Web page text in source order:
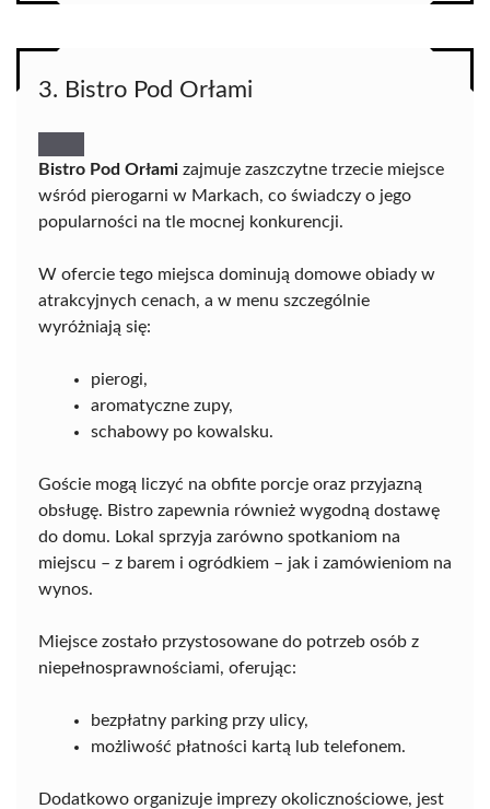
3. Bistro Pod Orłami
Bistro Pod Orłami zajmuje zaszczytne trzecie miejsce
wśród pierogarni w Markach, co świadczy o jego
popularności na tle mocnej konkurencji.
W ofercie tego miejsca dominują domowe obiady w
atrakcyjnych cenach, a w menu szczególnie
wyróżniają się:
pierogi,
aromatyczne zupy,
schabowy po kowalsku.
Goście mogą liczyć na obfite porcje oraz przyjazną
obsługę. Bistro zapewnia również wygodną dostawę
do domu. Lokal sprzyja zarówno spotkaniom na
miejscu – z barem i ogródkiem – jak i zamówieniom na
wynos.
Miejsce zostało przystosowane do potrzeb osób z
niepełnosprawnościami, oferując:
bezpłatny parking przy ulicy,
możliwość płatności kartą lub telefonem.
Dodatkowo organizuje imprezy okolicznościowe, jest